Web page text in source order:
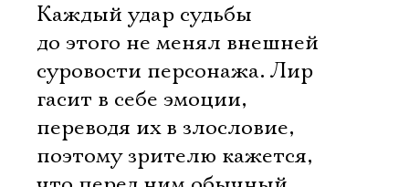
Каждый удар судьбы
до этого не менял внешней
суровости персонажа. Лир
гасит в себе эмоции,
переводя их в злословие,
поэтому зрителю кажется,